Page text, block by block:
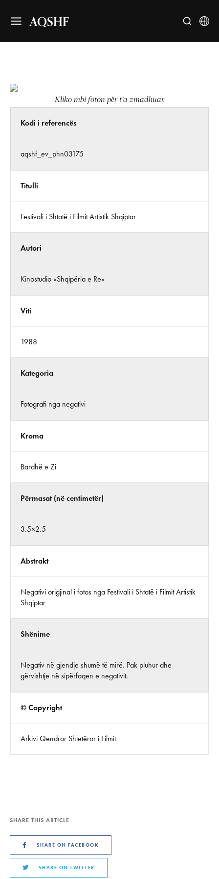
AQSHF
Kliko mbi foton për t’a zmadhuar.
Kodi i referencës
aqshf_ev_phn03175
Titulli
Festivali i Shtatë i Filmit Artistik Shqiptar
Autori
Kinostudio «Shqipëria e Re»
Viti
1988
Kategoria
Fotografi nga negativi
Kroma
Bardhë e Zi
Përmasat (në centimetër)
3.5×2.5
Abstrakt
Negativi origjinal i fotos nga Festivali i Shtatë i Filmit Artistik
Shqiptar
Shënime
Negativ në gjendje shumë të mirë. Pak pluhur dhe
gërvishtje në sipërfaqen e negativit.
© Copyright
Arkivi Qendror Shtetëror i Filmit
SHARE THIS ARTICLE
SHARE ON FACEBOOK
SHARE ON TWITTER